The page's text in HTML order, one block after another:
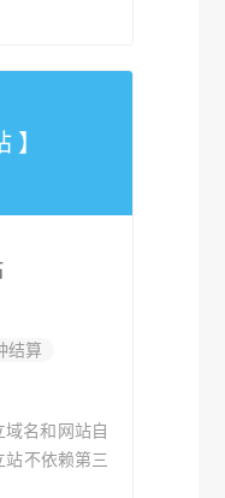
】
结算
名和网站自
站不依赖第三